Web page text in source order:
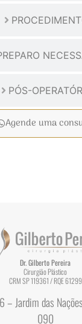
PÓS-
Agende uma
Dr. Gilberto Pereira
Cirurgião Plástico
CRM SP 119361 / RQE 61299
– Jardim das
090